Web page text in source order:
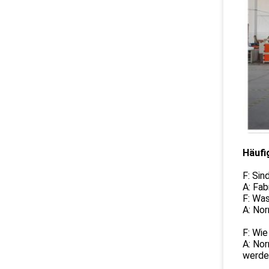
F:
A:
F:
A:
F:
A: